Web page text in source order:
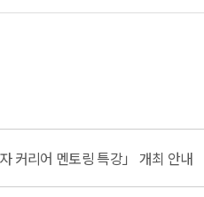
커리어 멘토링 특강」 개최 안내